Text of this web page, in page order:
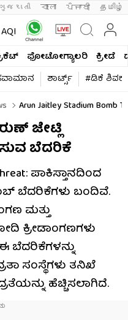
ગુજરાતી বাংলা ਪੰਜਾਬੀ தமிழ்
AQI
ಫೋಟೋಗ್ಯಾಲರಿ ಕ್ರೀಡೆ
ಶಾರ್ಟ್ಸ್​
#ಡಿಕೆ
Arun Jaitley Stadium Bomb
ಜೇಟ್ಲಿ
ಬೆದರಿಕೆ
ಪಾಕಿಸ್ತಾನದಿಂದ
ಬೆದರಿಕೆಗಳು ಬಂದಿವೆ.
ಮತ್ತು
ಕ್ರೀಡಾಂಗಣಗಳು
ಬೆದರಿಕೆಗಳನ್ನು
ಸಂಸ್ಥೆಗಳು ತನಿಖೆ
ಹೆಚ್ಚಿಸಲಾಗಿದೆ.